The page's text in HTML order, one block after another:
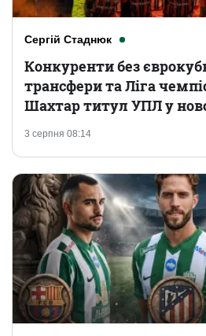
Сергій Стаднюк
3 серпня 08:14
Конкуренти без
трансфери та Ліга
Шахтар титул УПЛ у